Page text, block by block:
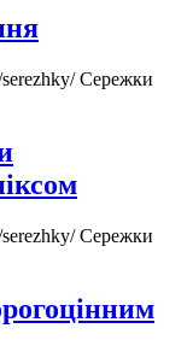
Сережки
Сережки